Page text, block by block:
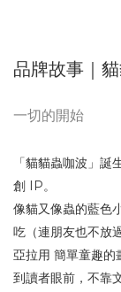
品牌故事｜
一切的開始
「貓貓蟲咖波」
創 IP。
像貓又像蟲的藍色
吃（連朋友也不放
亞拉用 簡單童趣的
到讀者眼前，不靠